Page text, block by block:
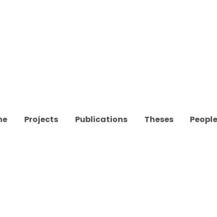
Projects Publications Theses